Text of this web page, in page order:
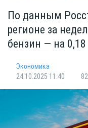
По данным
регионе за
бензин — на 0,18
Экономика
24.10.2025 11:40